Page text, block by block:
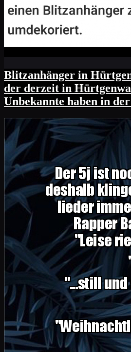
Blitzanhänger in
der derzeit in
Unbekannte haben in